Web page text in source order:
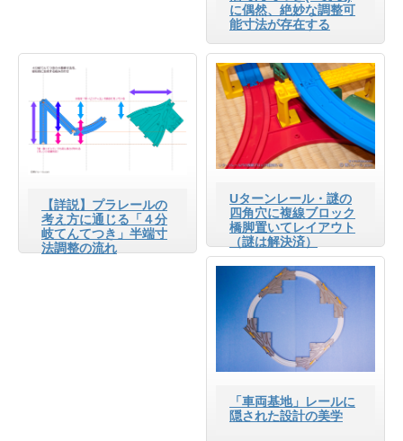
に偶然、絶妙な調整可
能寸法が存在する
【詳説】プラレールの
考え方に通じる「４分
岐てんてつき」半端寸
法調整の流れ
Uターンレール・謎の
四角穴に複線ブロック
橋脚置いてレイアウト
（謎は解決済）
「車両基地」レールに
隠された設計の美学